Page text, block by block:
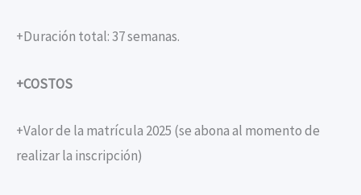
+Duración total: 37 semanas.
+COSTOS
+Valor de la matrícula 2025 (se abona al momento de
realizar la inscripción)